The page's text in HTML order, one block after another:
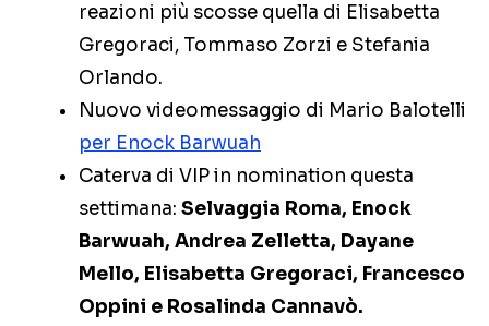
reazioni più scosse quella di Elisabetta
Gregoraci, Tommaso Zorzi e Stefania
Orlando.
Nuovo videomessaggio di Mario Balotelli
per Enock Barwuah
Caterva di VIP in nomination questa
settimana: Selvaggia Roma, Enock
Barwuah, Andrea Zelletta, Dayane
Mello, Elisabetta Gregoraci, Francesco
Oppini e Rosalinda Cannavò.